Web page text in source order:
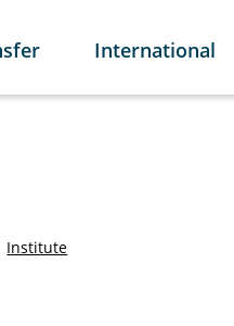
International
Institute